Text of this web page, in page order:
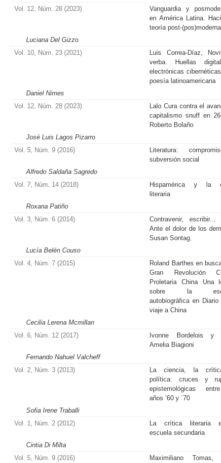
Vol. 12, Núm. 28 (2023)
Vanguardia y
en América Latina.
teoría post-(pos)moderna
Luciana Del Gizzo
Vol. 10, Núm. 23 (2021)
Luis Correa-Díaz,
verba. Huellas
electrónicas
poesía latinoamericana
Daniel Nimes
Vol. 12, Núm. 28 (2023)
Lalo Cura contra el
capitalismo snuff en
Roberto Bolaño
José Luis Lagos Pizarro
Vol. 5, Núm. 9 (2016)
Literatura:
subversión social
Alfredo Saldaña Sagredo
Vol. 7, Núm. 14 (2018)
Hispamérica y la
literaria
Roxana Patiño
Vol. 3, Núm. 6 (2014)
Contravenir, escribir...
Ante el dolor de los
Susan Sontag.
Lucía Belén Couso
Vol. 4, Núm. 7 (2015)
Roland Barthes en
Gran Revolución
Proletaria China Una
sobre la
autobiográfica en
viaje a China
Cecilia Lerena Mcmillan
Vol. 6, Núm. 12 (2017)
Ivonne Bordelois y
Amelia Biagioni
Fernando Nahuel Valcheff
Vol. 2, Núm. 3 (2013)
La ciencia, la
política: cruces y
epistemológicas
años ’60 y ´70
Sofia Irene Traballi
Vol. 1, Núm. 2 (2012)
La crítica literaria
escuela secundaria
Cintia Di Milta
Vol. 5, Núm. 9 (2016)
Maximiliano Tomas,